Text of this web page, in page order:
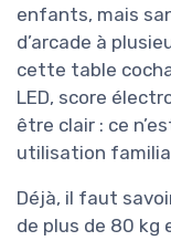
enfants, mais
d’arcade à
cette table
LED, score
être clair : ce
utilisation
Déjà, il faut
de plus de 80 kg